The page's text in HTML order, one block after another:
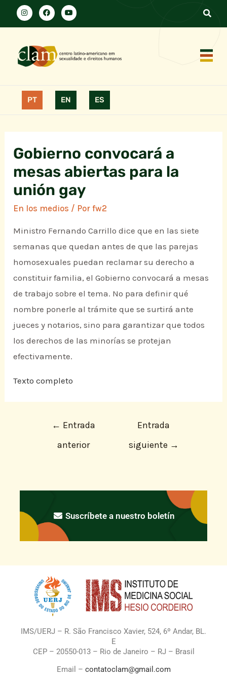
PT EN ES
Gobierno convocará a
mesas abiertas para la
unión gay
En los medios / Porfw2
Ministro Fernando Carrillo dice que en las siete
semanas que quedan antes de que las parejas
homosexuales puedan reclamar su derecho a
constituir familia, el Gobierno convocará a mesas
de trabajo sobre el tema. No para definir qué
nombre ponerle al trámite que se surtirá ante
jueces y notarios, sino para garantizar que todos
los derechos de las minorías se protejan
efectivamente.
Texto completo
← Entrada
anterior
Entrada
siguiente →
Suscríbete a nuestro boletín
IMS/UERJ – R. São Francisco Xavier, 524, 6º Andar, BL.
E
CEP – 20550-013 – Rio de Janeiro – RJ – Brasil
Email – contatoclam@gmail.com